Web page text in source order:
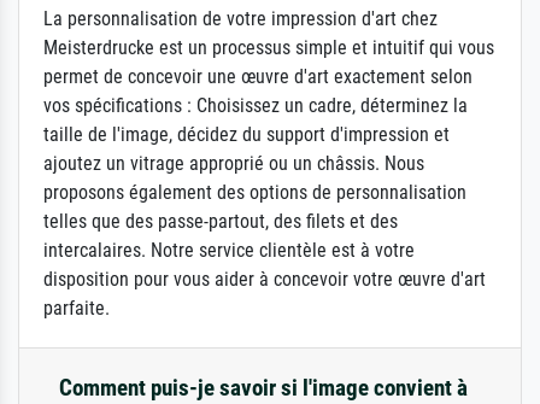
La personnalisation de votre impression d'art chez
Meisterdrucke est un processus simple et intuitif qui vous
permet de concevoir une œuvre d'art exactement selon
vos spécifications : Choisissez un cadre, déterminez la
taille de l'image, décidez du support d'impression et
ajoutez un vitrage approprié ou un châssis. Nous
proposons également des options de personnalisation
telles que des passe-partout, des filets et des
intercalaires. Notre service clientèle est à votre
disposition pour vous aider à concevoir votre œuvre d'art
parfaite.
Comment puis-je savoir si l'image convient à